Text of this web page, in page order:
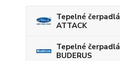
Tepelné čerpadlá
ATTACK
Tepelné čerpadlá
BUDERUS